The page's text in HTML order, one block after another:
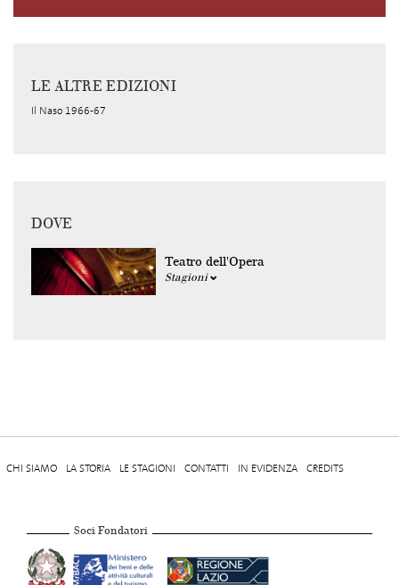
LE ALTRE EDIZIONI
Il Naso 1966-67
DOVE
Teatro dell'Opera
Stagioni
CHI SIAMO LA STORIA LE STAGIONI CONTATTI IN EVIDENZA CREDITS
Soci Fondatori